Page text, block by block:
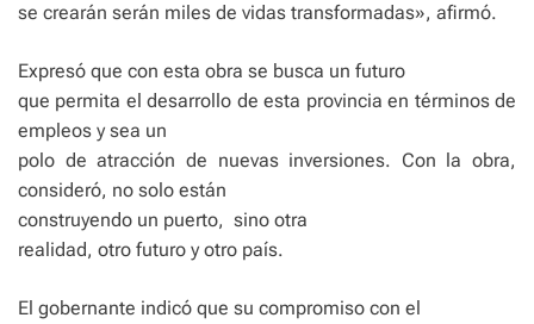
se crearán serán miles de vidas transformadas», afirmó.
Expresó que con esta obra se busca un futuro
que permita el desarrollo de esta provincia en términos de
empleos y sea un
polo de atracción de nuevas inversiones. Con la obra,
consideró, no solo están
construyendo un puerto, sino otra
realidad, otro futuro y otro país.
El gobernante indicó que su compromiso con el